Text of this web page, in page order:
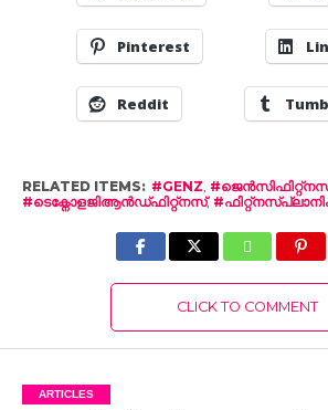
Pinterest
Reddit
RELATED ITEMS: #GENZ
#ടെക്നോളജിആൻഡ്ഫിറ്റ്നസ്,
CLICK TO COMMENT
ARTICLES